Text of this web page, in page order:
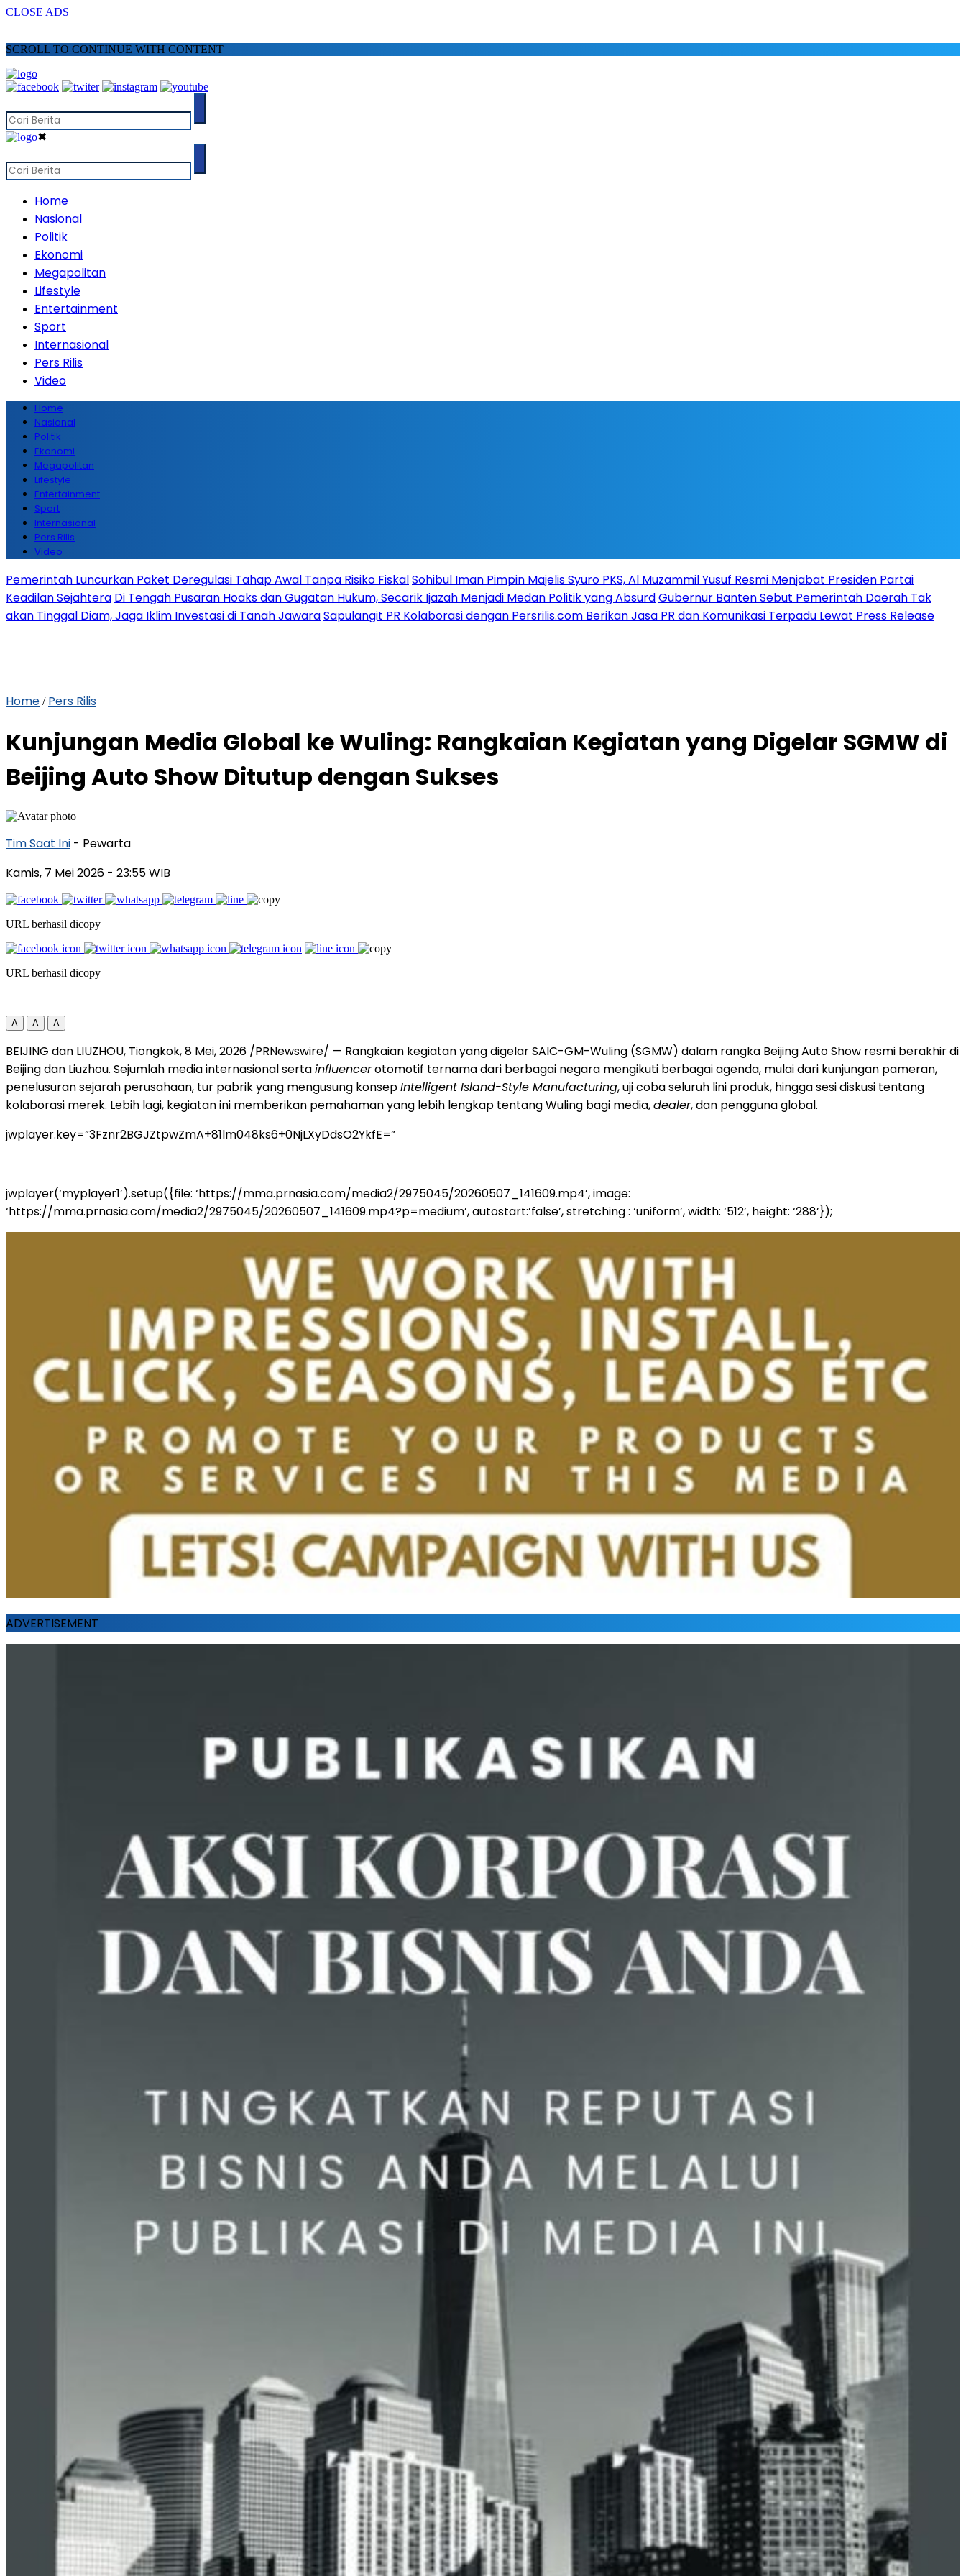
CLOSE ADS
SCROLL TO CONTINUE WITH CONTENT
✖
Home
Nasional
Politik
Ekonomi
Megapolitan
Lifestyle
Entertainment
Sport
Internasional
Pers Rilis
Video
Home
Nasional
Politik
Ekonomi
Megapolitan
Lifestyle
Entertainment
Sport
Internasional
Pers Rilis
Video
Pemerintah Luncurkan Paket Deregulasi Tahap Awal Tanpa Risiko FiskalSohibul Iman Pimpin Majelis Syuro PKS, Al Muzammil Yusuf Resmi Menjabat Presiden Partai
Keadilan Sejahtera Di Tengah Pusaran Hoaks dan Gugatan Hukum, Secarik Ijazah Menjadi Medan Politik yang AbsurdGubernur Banten Sebut Pemerintah Daerah Tak
akan Tinggal Diam, Jaga Iklim Investasi di Tanah JawaraSapulangit PR Kolaborasi dengan Persrilis.com Berikan Jasa PR dan Komunikasi Terpadu Lewat Press Release
Home / Pers Rilis
Kunjungan Media Global ke Wuling: Rangkaian Kegiatan yang Digelar SGMW di
Beijing Auto Show Ditutup dengan Sukses
Tim Saat Ini - Pewarta
Kamis, 7 Mei 2026 - 23:55 WIB
URL berhasil dicopy
URL berhasil dicopy
A A A
BEIJING dan LIUZHOU, Tiongkok,8 Mei, 2026 /PRNewswire/ — Rangkaian kegiatan yang digelar SAIC-GM-Wuling (SGMW) dalam rangka Beijing Auto Show resmi berakhir di
Beijing dan Liuzhou. Sejumlah media internasional sertainfluencerotomotif ternama dari berbagai negara mengikuti berbagai agenda, mulai dari kunjungan pameran,
penelusuran sejarah perusahaan, tur pabrik yang mengusung konsepIntelligent Island-Style Manufacturing, uji coba seluruh lini produk, hingga sesi diskusi tentang
kolaborasi merek. Lebih lagi, kegiatan ini memberikan pemahaman yang lebih lengkap tentang Wuling bagi media,dealer, dan pengguna global.
jwplayer.key=”3Fznr2BGJZtpwZmA+81lm048ks6+0NjLXyDdsO2YkfE=”
jwplayer(‘myplayer1’).setup({file: ‘https://mma.prnasia.com/media2/2975045/20260507_141609.mp4’, image:
‘https://mma.prnasia.com/media2/2975045/20260507_141609.mp4?p=medium’, autostart:’false’, stretching : ‘uniform’, width: ‘512’, height: ‘288’});
ADVERTISEMENT